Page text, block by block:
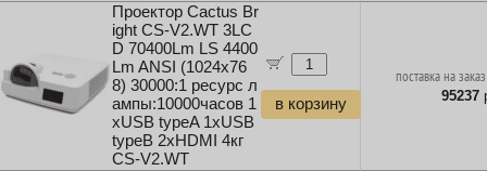
Проектор Cactus Br
ight CS-V2.WT 3LC
D 70400Lm LS 4400
Lm ANSI (1024x76
8) 30000:1 ресурс л
ампы:10000часов 1
xUSB typeA 1xUSB
typeB 2xHDMI 4кг
CS-V2.WT
в корзину
поставка на
95237